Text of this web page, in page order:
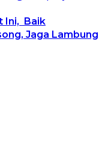
Ini, Baik
Jaga Lambung